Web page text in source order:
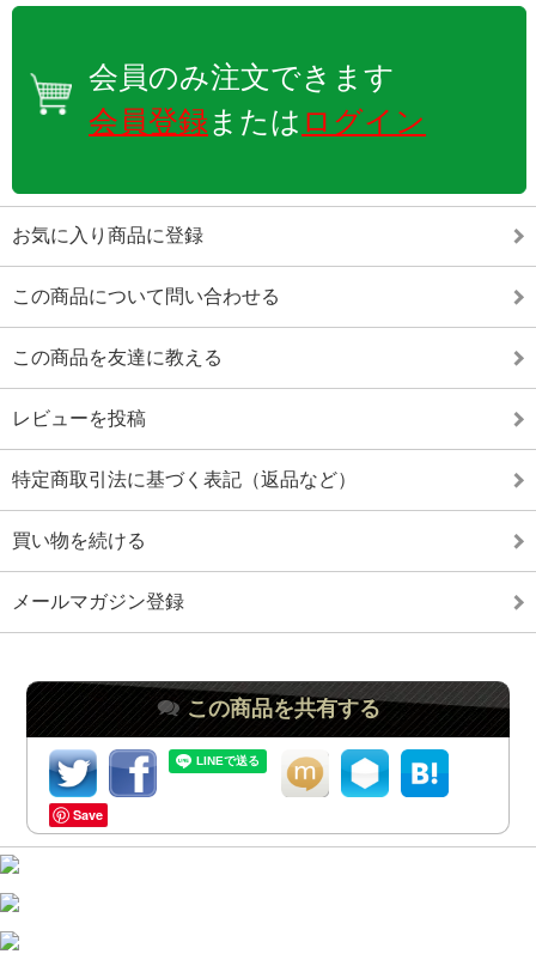
会員のみ注文できます
会員登録または ログイン
お気に入り商品に登録
この商品について問い合わせる
この商品を友達に教える
レビューを投稿
特定商取引法に基づく表記（返品など）
買い物を続ける
メールマガジン登録
この商品を共有する
Save